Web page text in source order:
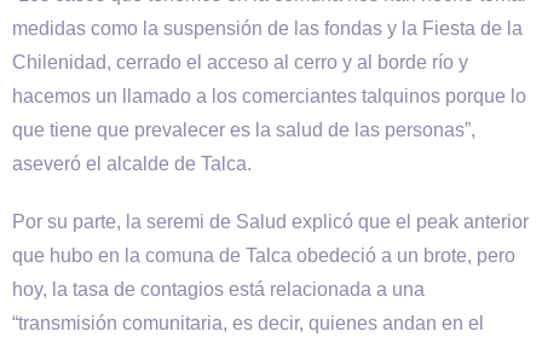
medidas como la suspensión de las fondas y la Fiesta de la
Chilenidad, cerrado el acceso al cerro y al borde río y
hacemos un llamado a los comerciantes talquinos porque lo
que tiene que prevalecer es la salud de las personas”,
aseveró el alcalde de Talca.
Por su parte, la seremi de Salud explicó que el peak anterior
que hubo en la comuna de Talca obedeció a un brote, pero
hoy, la tasa de contagios está relacionada a una
“transmisión comunitaria, es decir, quienes andan en el